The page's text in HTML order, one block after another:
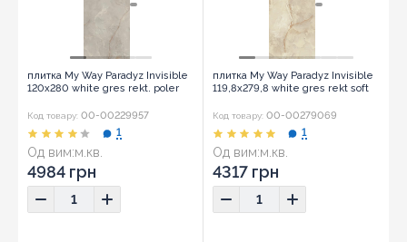
плитка My Way Paradyz Invisible
120x280 white gres rekt. poler
Код товару: 00-00229957
Од вим:м.кв.
Розмір:120x280
1
4984 грн
плитка My Way Paradyz Invisible
119,8x279,8 white gres rekt soft
Код товару: 00-00279069
Од вим:м.кв.
1
4317 грн